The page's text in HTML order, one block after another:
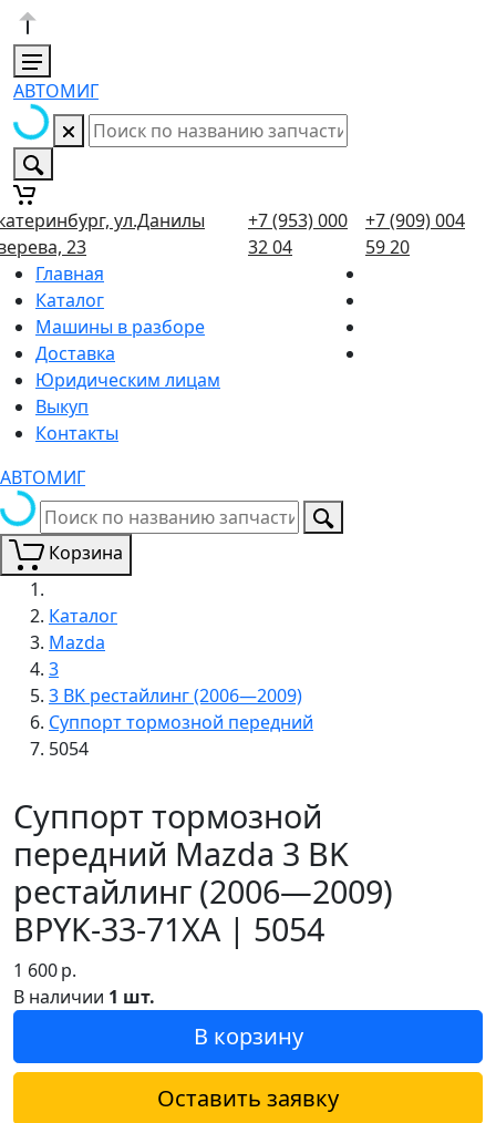
АВТОМИГ
ул.Данилы
23
+7 (953) 000
32 04
+7 (909) 004
59 20
Главная
Каталог
Машины в разборе
Доставка
Юридическим лицам
Выкуп
Контакты
АВТОМИГ
Корзина
Каталог
Mazda
3
3 BK рестайлинг (2006—2009)
Суппорт тормозной передний
5054
Суппорт тормозной
передний Mazda 3 BK
рестайлинг (2006—2009)
BPYK-33-71XA | 5054
1 600р.
В наличии 1 шт.
В корзину
Оставить заявку